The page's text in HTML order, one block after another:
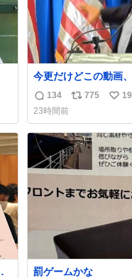
今更だけどこの動画
都でおもしろい。 な
まくってるの好き。笑
返
信
数
134
リ
ス
ト
数
775
い
ね
数
23時間前
罰ゲームかな